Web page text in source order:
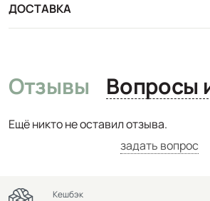
ДОСТАВКА
Отзывы
Ещё никто не оставил отзыва.
задать вопрос
Кешбэк